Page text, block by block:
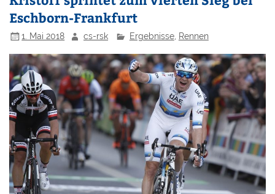
Eschborn-Frankfurt
1. Mai 2018 cs-rsk Ergebnisse, Rennen